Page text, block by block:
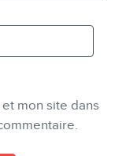
mon site dans